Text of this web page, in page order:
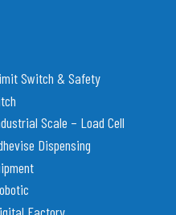
Switch & Safety
Scale – Load Cell
Dispensing